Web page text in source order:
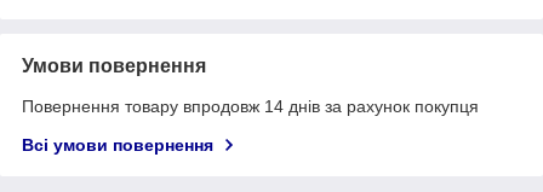
Умови повернення
Повернення товару впродовж 14 днів за рахунок покупця
Всі умови повернення